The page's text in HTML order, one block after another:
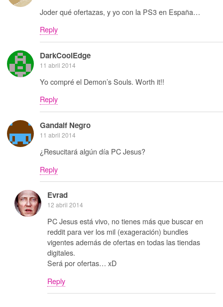
Joder qué ofertazas, y yo con la PS3 en España…
Reply
DarkCoolEdge
11 abril 2014
Yo compré el Demon’s Souls. Worth it!!
Reply
Gandalf Negro
11 abril 2014
¿Resucitará algún día PC Jesus?
Reply
Evrad
12 abril 2014
PC Jesus está vivo, no tienes más que buscar en
reddit para ver los mil (exageración) bundles
vigentes además de ofertas en todas las tiendas
digitales.
Será por ofertas… xD
Reply